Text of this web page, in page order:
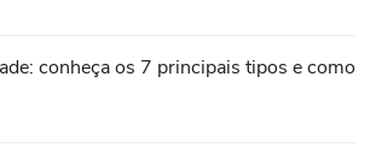
conheça os 7 principais tipos e como